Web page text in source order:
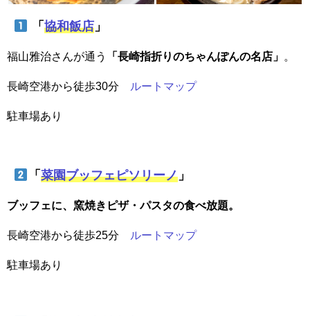
「 協和飯店」
福山雅治さんが通う 「長崎指折りのちゃんぽんの名店」 。
長崎空港から徒歩30分 ルートマップ
駐車場あり
「 菜園ブッフェピソリーノ」
ブッフェに、窯焼きピザ・パスタの食べ放題。
長崎空港から徒歩25分 ルートマップ
駐車場あり